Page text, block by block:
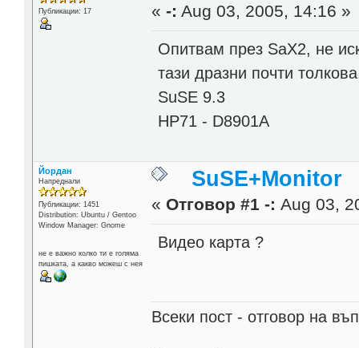
Публикации: 17 «-: Aug 03, 2005, 14:16 »
Опитвам през SaX2, не
тази дразни почти
SuSE 9.3
HP71 - D8901A
Йордан
Напреднали
Публикации: 1451
Distribution: Ubuntu / Gentoo
Window Manager: Gnome
не е важно колко ти е голяма
пишката, а какво можеш с нея
SuSE+Monitor
« Отговор #1 -: Aug 03,
Видео карта ?
Всеки пост - отговор на